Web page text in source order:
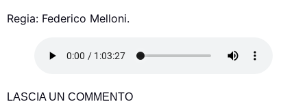
Regia: Federico Melloni.
LASCIA UN COMMENTO